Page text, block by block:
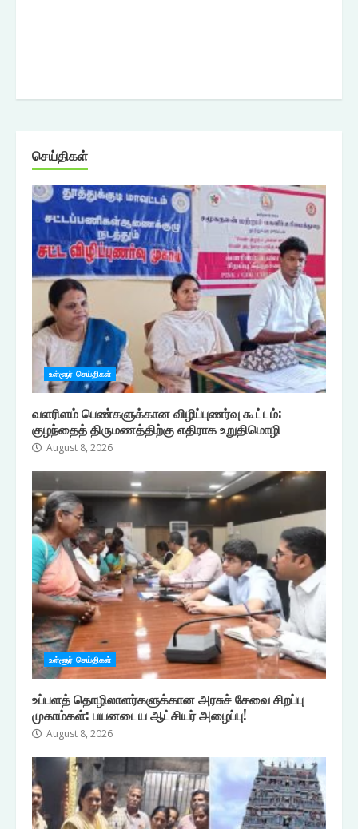
செய்திகள்
உள்ளூர் செய்திகள்
வளரிளம் பெண்களுக்கான விழிப்புணர்வு கூட்டம்:
குழந்தைத் திருமணத்திற்கு எதிராக உறுதிமொழி
August 8, 2026
உள்ளூர் செய்திகள்
உப்பளத் தொழிலாளர்களுக்கான அரசுச் சேவை சிறப்பு
முகாம்கள்: பயனடைய ஆட்சியர் அழைப்பு!
August 8, 2026